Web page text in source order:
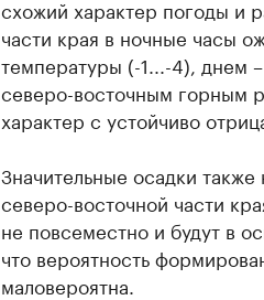
схожий характер погоды и
части края в ночные часы
температуры (-1...-4), днем
северо-восточным горным
характер с устойчиво
Значительные осадки также
северо-восточной части
не повсеместно и будут в
что вероятность
маловероятна.